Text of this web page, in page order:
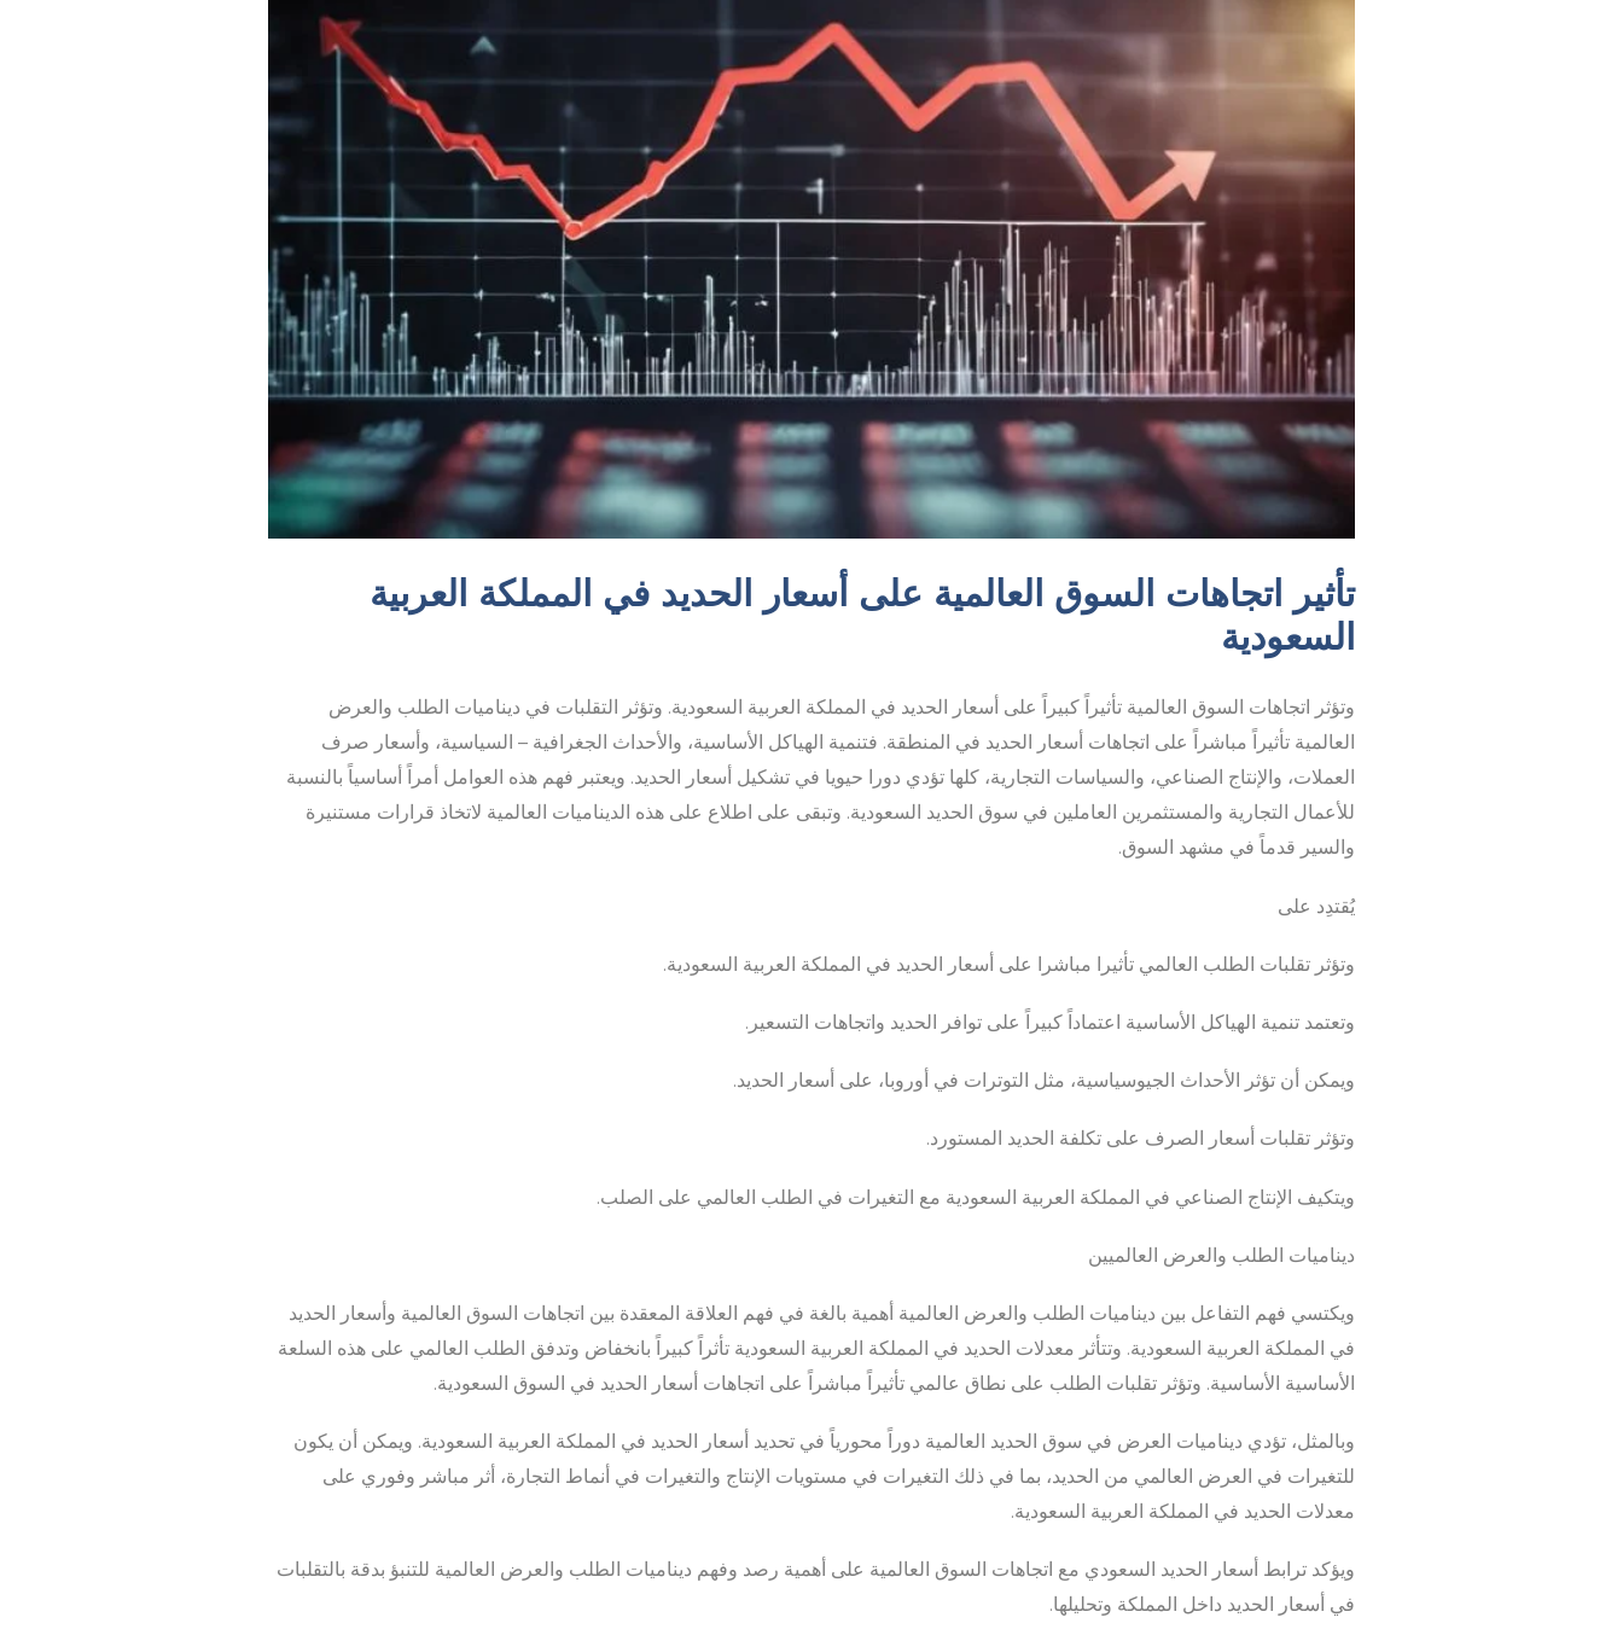
تأثير اتجاهات السوق العالمية على أسعار الحديد في المملكة العربية
السعودية
وتؤثر اتجاهات السوق العالمية تأثيراً كبيراً على أسعار الحديد في المملكة العربية السعودية. وتؤثر التقلبات في ديناميات الطلب والعرض
العالمية تأثيراً مباشراً على اتجاهات أسعار الحديد في المنطقة. فتنمية الهياكل الأساسية، والأحداث الجغرافية – السياسية، وأسعار صرف
العملات، والإنتاج الصناعي، والسياسات التجارية، كلها تؤدي دورا حيويا في تشكيل أسعار الحديد. ويعتبر فهم هذه العوامل أمراً أساسياً بالنسبة
للأعمال التجارية والمستثمرين العاملين في سوق الحديد السعودية. وتبقى على اطلاع على هذه الديناميات العالمية لاتخاذ قرارات مستنيرة
والسير قدماً في مشهد السوق.
يُقتدِد على
وتؤثر تقلبات الطلب العالمي تأثيرا مباشرا على أسعار الحديد في المملكة العربية السعودية.
وتعتمد تنمية الهياكل الأساسية اعتماداً كبيراً على توافر الحديد واتجاهات التسعير.
ويمكن أن تؤثر الأحداث الجيوسياسية، مثل التوترات في أوروبا، على أسعار الحديد.
وتؤثر تقلبات أسعار الصرف على تكلفة الحديد المستورد.
ويتكيف الإنتاج الصناعي في المملكة العربية السعودية مع التغيرات في الطلب العالمي على الصلب.
ديناميات الطلب والعرض العالميين
ويكتسي فهم التفاعل بين ديناميات الطلب والعرض العالمية أهمية بالغة في فهم العلاقة المعقدة بين اتجاهات السوق العالمية وأسعار الحديد
في المملكة العربية السعودية. وتتأثر معدلات الحديد في المملكة العربية السعودية تأثراً كبيراً بانخفاض وتدفق الطلب العالمي على هذه السلعة
الأساسية الأساسية. وتؤثر تقلبات الطلب على نطاق عالمي تأثيراً مباشراً على اتجاهات أسعار الحديد في السوق السعودية.
وبالمثل، تؤدي ديناميات العرض في سوق الحديد العالمية دوراً محورياً في تحديد أسعار الحديد في المملكة العربية السعودية. ويمكن أن يكون
للتغيرات في العرض العالمي من الحديد، بما في ذلك التغيرات في مستويات الإنتاج والتغيرات في أنماط التجارة، أثر مباشر وفوري على
معدلات الحديد في المملكة العربية السعودية.
ويؤكد ترابط أسعار الحديد السعودي مع اتجاهات السوق العالمية على أهمية رصد وفهم ديناميات الطلب والعرض العالمية للتنبؤ بدقة بالتقلبات
في أسعار الحديد داخل المملكة وتحليلها.